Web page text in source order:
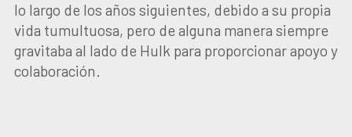
lo largo de los años siguientes, debido a su propia
vida tumultuosa, pero de alguna manera siempre
gravitaba al lado de Hulk para proporcionar apoyo y
colaboración.